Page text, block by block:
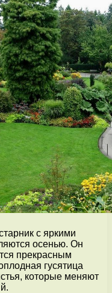
с яркими
осенью. Он
прекрасным
гусятица
которые меняют